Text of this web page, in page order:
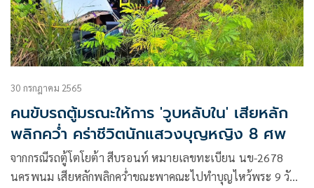
30 กรกฎาคม 2565
คนขับรถตู้มรณะให้การ 'วูบหลับใน' เสียหลัก
พลิกคว่ำ คร่าชีวิตนักแสวงบุญหญิง 8 ศพ
จากกรณีรถตู้โตโยต้า สีบรอนท์ หมายเลขทะเบียน นข-2678
นครพนม เสียหลักพลิกคว่ำขณะพาคณะไปทำบุญไหว้พระ 9 วัด